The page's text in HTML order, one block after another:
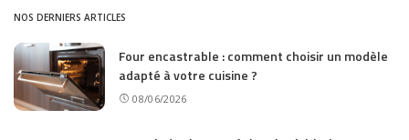
NOS DERNIERS ARTICLES
Four encastrable : comment choisir un modèle
adapté à votre cuisine ?
08/06/2026